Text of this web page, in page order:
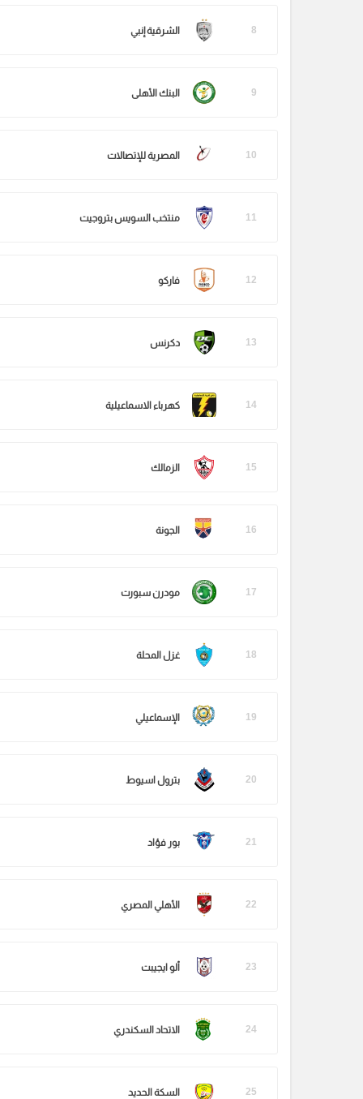
8 الشرقية إنبي
9 البنك الأهلى
10 المصرية للإتصالات
11 منتخب السويس بتروجيت
12 فاركو
13 دكرنس
14 كهرباء الاسماعيلية
15 الزمالك
16 الجونة
17 مودرن سبورت
18 غزل المحلة
19 الإسماعيلي
20 بترول اسيوط
21 بور فؤاد
22 الأهلي المصري
23 ألو ايجيبت
24 الاتحاد السكندري
25 السكة الحديد